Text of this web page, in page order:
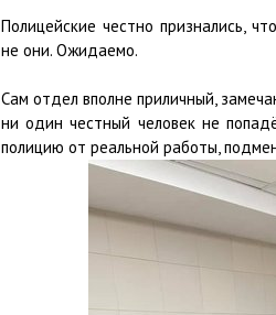
Полицейские честно признались,
не они. Ожидаемо.
Сам отдел вполне приличный,
ни один честный человек не
полицию от реальной работы,